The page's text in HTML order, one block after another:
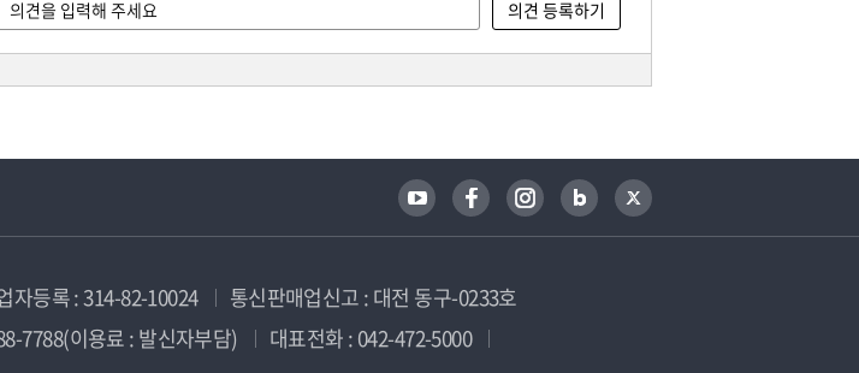
자등록 : 314-82-10024
통신판매업신고 : 대전 동구-0233호
7788(이용료 : 발신자부담)
대표전화 : 042-472-5000